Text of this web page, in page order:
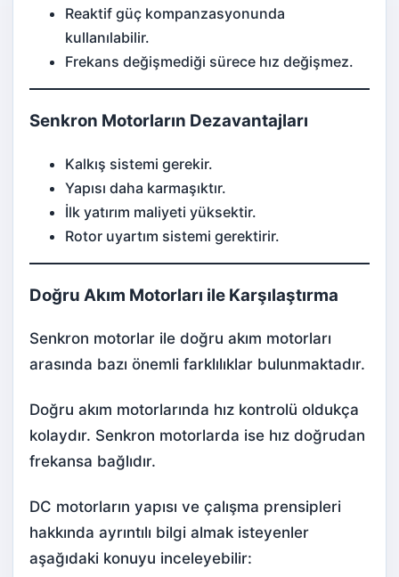
Reaktif güç kompanzasyonunda
kullanılabilir.
Frekans değişmediği sürece hız değişmez.
Senkron Motorların Dezavantajları
Kalkış sistemi gerekir.
Yapısı daha karmaşıktır.
İlk yatırım maliyeti yüksektir.
Rotor uyartım sistemi gerektirir.
Doğru Akım Motorları ile Karşılaştırma
Senkron motorlar ile doğru akım motorları
arasında bazı önemli farklılıklar bulunmaktadır.
Doğru akım motorlarında hız kontrolü oldukça
kolaydır. Senkron motorlarda ise hız doğrudan
frekansa bağlıdır.
DC motorların yapısı ve çalışma prensipleri
hakkında ayrıntılı bilgi almak isteyenler
aşağıdaki konuyu inceleyebilir: